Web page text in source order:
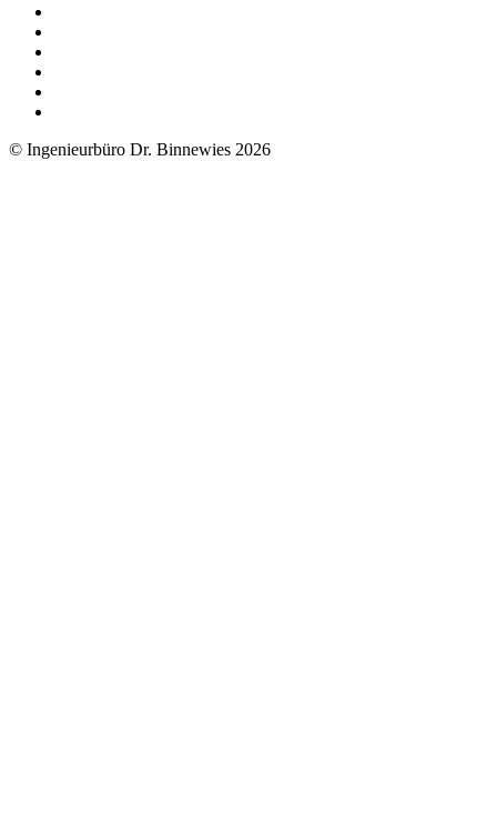
© Ingenieurbüro Dr. Binnewies 2026